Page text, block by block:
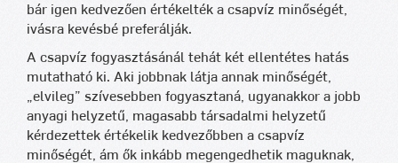
bár igen kedvezően értékelték a csapvíz minőségét,
ivásra kevésbé preferálják.
A csapvíz fogyasztásánál tehát két ellentétes hatás
mutatható ki. Aki jobbnak látja annak minőségét,
„elvileg” szívesebben fogyasztaná, ugyanakkor a jobb
anyagi helyzetű, magasabb társadalmi helyzetű
kérdezettek értékelik kedvezőbben a csapvíz
minőségét, ám ők inkább megengedhetik maguknak,